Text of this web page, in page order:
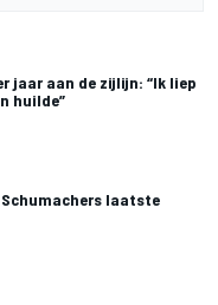
jaar aan de zijlijn: “Ik liep
huilde”
laatste